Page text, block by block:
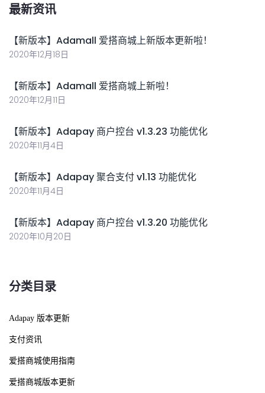
最新资讯
【新版本】Adamall 爱搭商城上新版本更新啦！
2020年12月18日
【新版本】Adamall 爱搭商城上新啦！
2020年12月11日
【新版本】Adapay 商户控台 v1.3.23 功能优化
2020年11月4日
【新版本】Adapay 聚合支付 v1.13 功能优化
2020年11月4日
【新版本】Adapay 商户控台 v1.3.20 功能优化
2020年10月20日
分类目录
Adapay 版本更新
支付资讯
爱搭商城使用指南
爱搭商城版本更新